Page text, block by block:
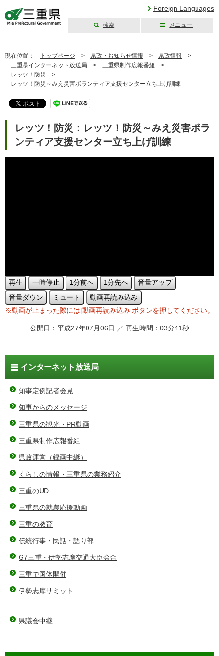
Foreign Languages
検索 メニュー
現在位置： トップページ > 県政・お知らせ情報 > 県政情報 >
三重県インターネット放送局 > 三重県制作広報番組
>
レッツ！防災
>
レッツ！防災～みえ災害ボランティア支援センター立ち上げ訓練
レッツ！防災：レッツ！防災～みえ災害ボラ
ンティア支援センター立ち上げ訓練
再生 一時停止 1分前へ 1分先へ
音量アップ
音量ダウン
ミュート
動画再読み込み
※動画が止まった際には[動画再読み込み]ボタンを押してください。
公開日：平成27年07月06日 ／ 再生時間：03分41秒
インターネット放送局
知事定例記者会見
知事からのメッセージ
三重県の観光・PR動画
三重県制作広報番組
県政運営（録画中継）
くらしの情報・三重県の業務紹介
三重のUD
三重県の就農応援動画
三重の教育
伝統行事・民話・語り部
G7三重・伊勢志摩交通大臣会合
三重で国体開催
伊勢志摩サミット
県議会中継